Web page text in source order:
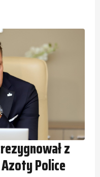
z
Police